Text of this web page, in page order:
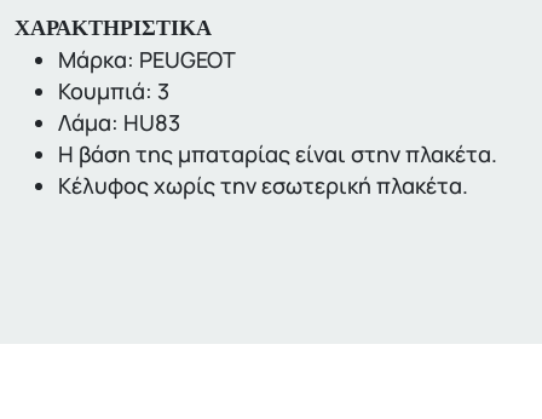
ΧΑΡΑΚΤΗΡΙΣΤΙΚΑ
Μάρκα: PEUGEOT
Κουμπιά: 3
Λάμα: HU83
Η βάση της μπαταρίας είναι στην πλακέτα.
Κέλυφος χωρίς την εσωτερική πλακέτα.